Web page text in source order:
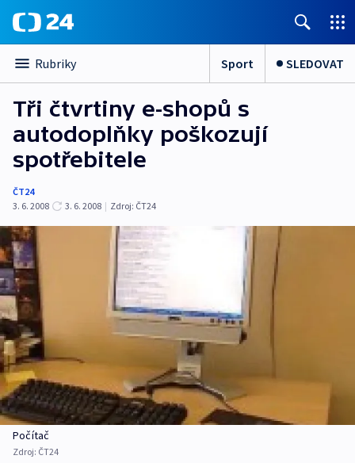
Rubriky Sport SLEDOVAT
Tři čtvrtiny e-shopů s
autodoplňky poškozují
spotřebitele
ČT24
3. 6. 2008
3. 6. 2008 | Zdroj: ČT24
Počítač
Zdroj: ČT24